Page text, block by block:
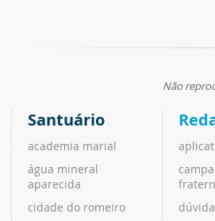
Não
Santuário
academia marial
água mineral
aparecida
cidade do romeiro